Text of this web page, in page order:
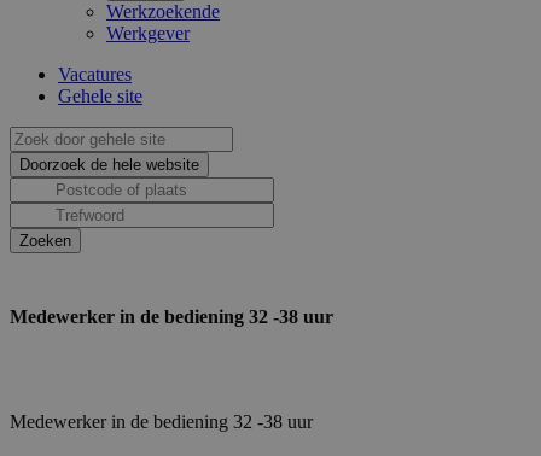
Werkzoekende
Werkgever
Vacatures
Gehele site
Medewerker in de bediening 32 -38 uur
Medewerker in de bediening 32 -38 uur